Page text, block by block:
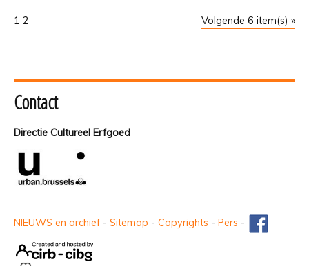
Volgende 6 item(s) »
1 2
Contact
Directie Cultureel Erfgoed
NIEUWS en archief - Sitemap - Copyrights - Pers -